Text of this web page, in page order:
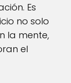
Es
no solo
la mente,
el